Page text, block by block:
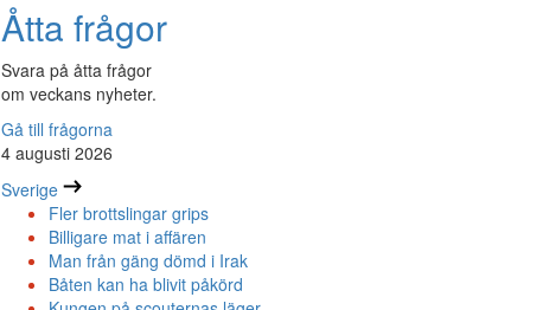
Åtta frågor
Svara på åtta frågor
om veckans nyheter.
Gå till frågorna
4 augusti 2026
Sverige
Fler brottslingar grips
Billigare mat i affären
Man från gäng dömd i Irak
Båten kan ha blivit påkörd